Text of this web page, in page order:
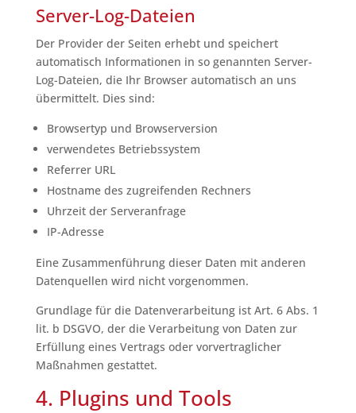
Server-Log-Dateien
Der Provider der Seiten erhebt und speichert
automatisch Informationen in so genannten Server-
Log-Dateien, die Ihr Browser automatisch an uns
übermittelt. Dies sind:
Browsertyp und Browserversion
verwendetes Betriebssystem
Referrer URL
Hostname des zugreifenden Rechners
Uhrzeit der Serveranfrage
IP-Adresse
Eine Zusammenführung dieser Daten mit anderen
Datenquellen wird nicht vorgenommen.
Grundlage für die Datenverarbeitung ist Art. 6 Abs. 1
lit. b DSGVO, der die Verarbeitung von Daten zur
Erfüllung eines Vertrags oder vorvertraglicher
Maßnahmen gestattet.
4. Plugins und Tools